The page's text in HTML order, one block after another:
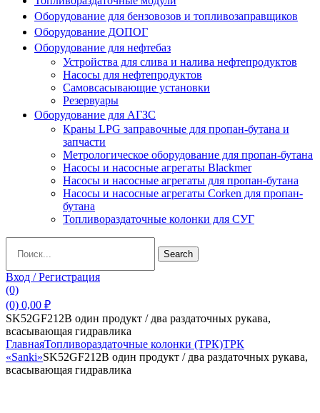
Оборудование для бензовозов и топливозаправщиков
Оборудование ДОПОГ
Оборудование для нефтебаз
Устройства для слива и налива нефтепродуктов
Насосы для нефтепродуктов
Самовсасывающие установки
Резервуары
Оборудование для АГЗС
Краны LPG заправочные для пропан-бутана и
запчасти
Метрологическое оборудование для пропан-бутана
Насосы и насосные агрегаты Blackmer
Насосы и насосные агрегаты для пропан-бутана
Насосы и насосные агрегаты Corken для пропан-
бутана
Топливораздаточные колонки для СУГ
for:
Search
Вход / Регистрация
(0)
(0) 0,00 ₽
SK52GF212B один продукт / два раздаточных рукава,
всасывающая гидравлика
ГлавнаяТопливораздаточные колонки (ТРК)ТРК
«Sanki»SK52GF212B один продукт / два раздаточных рукава,
всасывающая гидравлика